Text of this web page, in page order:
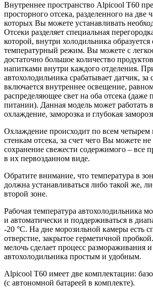
Внутреннее пространство Alpicool T60
просторного отсека, разделенного на две
которых Вы можете устанавливать
Отсеки разделяет специальная
которой, внутри холодильника
температурный режим. Вы можете с
достаточно большое количество
напитками внутри каждого отделения.
автохолодильника срабатывает датчик, за
включается внутреннее освещение,
распределяющее свет на оба отсека
питании). Данная модель может работать
охлаждение, заморозка и глубокая
Охлаждение происходит по всем четырем
стенкам отсека, за счет чего Вы можете не
сохранение свежести содержимого – все
в их первозданном виде.
Обратите внимание, что температура в
должна устанавливаться либо такой же,
второй зоне.
Рабочая температура автохолодильника
и автоматически и поддерживаться в
-20 °C. На дне морозильной камеры есть
отверстие, закрытое герметичной
мелочь сделает процесс размораживания
автохолодильника простым и удобным.
Alpicool T60 имеет две комплектации:
(с автономной батареей в комплекте).